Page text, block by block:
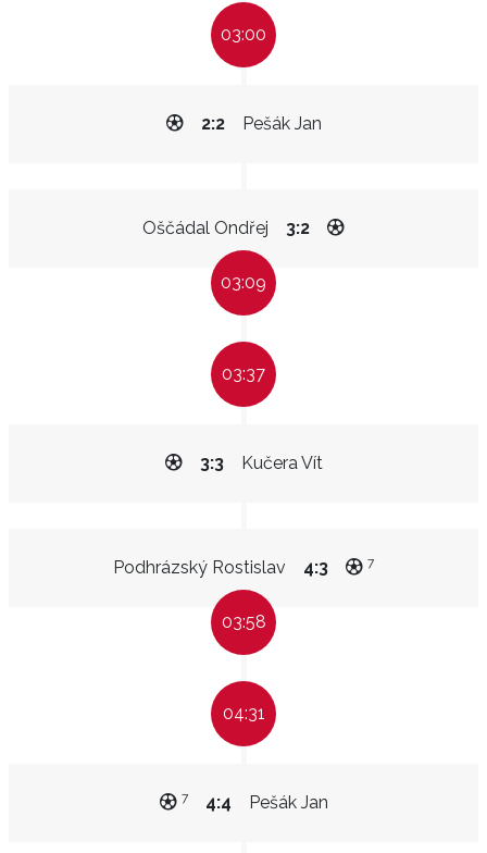
03:00
Pešák Jan
2:2
Oščádal Ondřej 3:2
03:09
03:37
Kučera Vít
3:3
Podhrázský Rostislav 4:3 7
03:58
04:31
Pešák Jan
4:4
7